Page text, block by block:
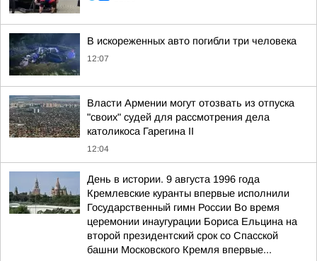
В искореженных авто погибли три человека
12:07
Власти Армении могут отозвать из отпуска
"своих" судей для рассмотрения дела
католикоса Гарегина II
12:04
День в истории. 9 августа 1996 года
Кремлевские куранты впервые исполнили
Государственный гимн России Во время
церемонии инаугурации Бориса Ельцина на
второй президентский срок со Спасской
башни Московского Кремля впервые...